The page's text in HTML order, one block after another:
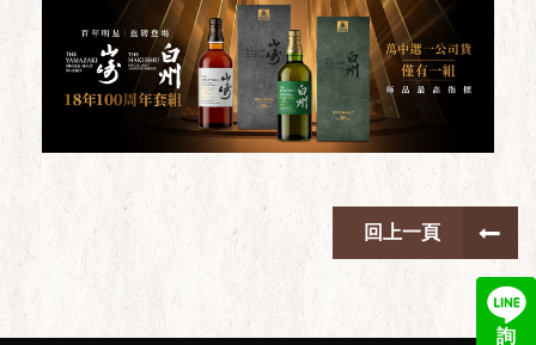
詢
回上一頁